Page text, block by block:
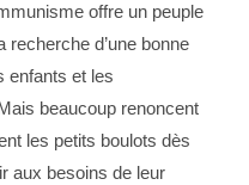
offre un peuple
recherche d’une bonne
enfants et les
beaucoup renoncent
les petits boulots dès
aux besoins de leur